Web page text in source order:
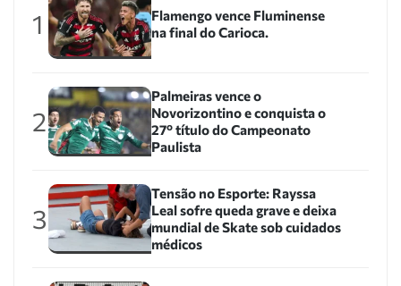
1
Flamengo vence Fluminense
na final do Carioca.
2
Palmeiras vence o
Novorizontino e conquista o
27º título do Campeonato
Paulista
3
Tensão no Esporte: Rayssa
Leal sofre queda grave e deixa
mundial de Skate sob cuidados
médicos